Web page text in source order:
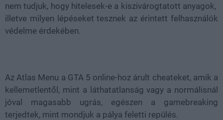
nem tudjuk, hogy hitelesek-e a kiszivárogtatott anyagok,
illetve milyen lépéseket tesznek az érintett felhasználók
védelme érdekében.
Az Atlas Menu a GTA 5 online-hoz árult cheateket, amik a
kellemetlentől, mint a láthatatlanság vagy a normálisnál
jóval magasabb ugrás, egészen a gamebreaking
terjedtek, mint mondjuk a pálya feletti repülés.